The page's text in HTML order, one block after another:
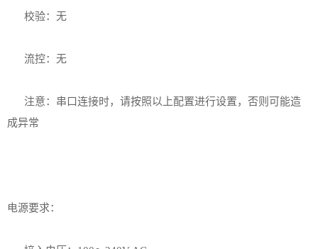
校验：无
流控：无
注意：串口连接时，请按照以上配置进行设置，否则可能造
成异常
电源要求：